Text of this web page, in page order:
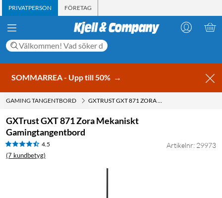
PRIVATPERSON FÖRETAG
SOMMARREA - Upp till 50% →
GAMING TANGENTBORD GXTRUST GXT 871 ZORA MEKANISKT GAMINGTANGENTBORD
GXTrust GXT 871 Zora Mekaniskt
Gamingtangentbord
4.5
(7 kundbetyg)
Artikelnr: 29973